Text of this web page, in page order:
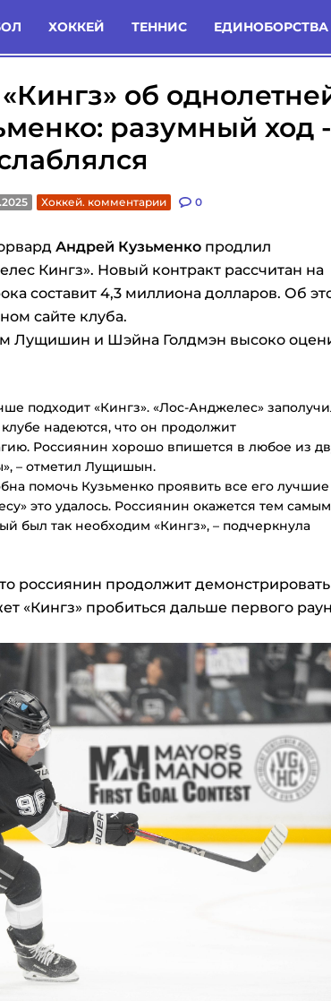
ХОККЕЙ ТЕННИС ЕДИНОБОРСТВА
Статьи Комменты Новости
об
разумный ход -
Хоккей. комментарии 0
Андрей Кузьменко продлил
Кингз». Новый контракт рассчитан на
составит 4,3 миллиона долларов. Об
сайте клуба.
Лущишин и Шэйна Голдмэн высоко
подходит «Кингз». «Лос-Анджелес»
надеются, что он продолжит
Россиянин хорошо впишется в любое из
– отметил Лущишын.
помочь Кузьменко проявить все его лучшие
это удалось. Россиянин окажется тем самым
был так необходим «Кингз», – подчеркнула
россиянин продолжит демонстрировать
«Кингз» пробиться дальше первого